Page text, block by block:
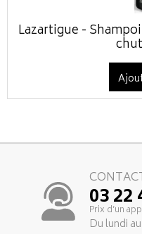
Lazartigue -
03 22
Prix d’un
Du lundi